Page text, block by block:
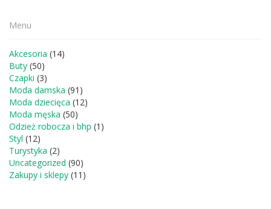
Menu
Akcesoria (14)
Buty (50)
Czapki (3)
Moda damska (91)
Moda dziecięca (12)
Moda męska (50)
Odzież robocza i bhp (1)
Styl (12)
Turystyka (2)
Uncategorized (90)
Zakupy i sklepy (11)